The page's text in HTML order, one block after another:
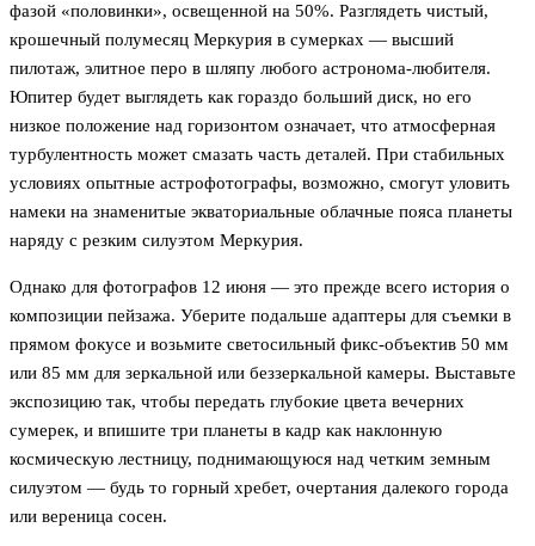
фазой «половинки», освещенной на 50%. Разглядеть чистый,
крошечный полумесяц Меркурия в сумерках — высший
пилотаж, элитное перо в шляпу любого астронома-любителя.
Юпитер будет выглядеть как гораздо больший диск, но его
низкое положение над горизонтом означает, что атмосферная
турбулентность может смазать часть деталей. При стабильных
условиях опытные астрофотографы, возможно, смогут уловить
намеки на знаменитые экваториальные облачные пояса планеты
наряду с резким силуэтом Меркурия.
Однако для фотографов 12 июня — это прежде всего история о
композиции пейзажа. Уберите подальше адаптеры для съемки в
прямом фокусе и возьмите светосильный фикс-объектив 50 мм
или 85 мм для зеркальной или беззеркальной камеры. Выставьте
экспозицию так, чтобы передать глубокие цвета вечерних
сумерек, и впишите три планеты в кадр как наклонную
космическую лестницу, поднимающуюся над четким земным
силуэтом — будь то горный хребет, очертания далекого города
или вереница сосен.